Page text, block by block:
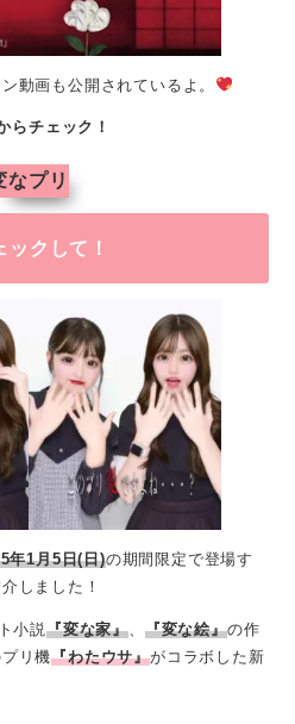
動画も公開されているよ。
らチェック！
なプリ
ックして！
年1月5日(日)の期間限定で登場す
しました！
小説 『変な家』 『変な絵』の作
リ機『わたウサ』がコラボした新